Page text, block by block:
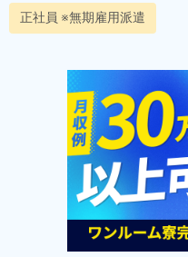
正社員 ※無期雇用派遣